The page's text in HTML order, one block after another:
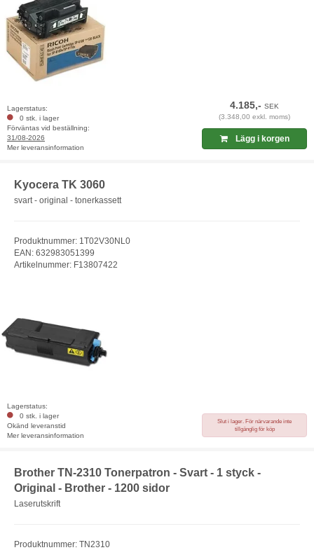
Lagerstatus:
0 stk. i lager
Förväntas vid beställning:
31/08-2026
Mer leveransinformation
4.185,-SEK
(3.348,00 exkl. moms)
Lägg i korgen
Kyocera TK 3060
svart - original - tonerkassett
Produktnummer: 1T02V30NL0
EAN: 632983051399
Artikelnummer: F13807422
Lagerstatus:
0 stk. i lager
Okänd leveranstid
Mer leveransinformation
Slut i lager. För närvarande inte
tillgänglig för köp
Brother TN-2310 Tonerpatron - Svart - 1 styck -
Original - Brother - 1200 sidor
Laserutskrift
Produktnummer: TN2310